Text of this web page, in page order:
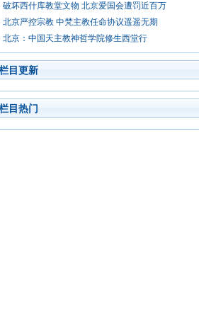
破坏西什库教堂文物 北京爱国会遭罚近百万
北京严控宗教 中梵主教任命协议遥遥无期
北京：中国天主教神哲学院修生西堂行
目更新
目热门